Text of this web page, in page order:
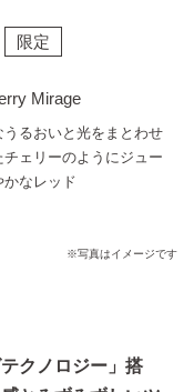
限定
Mirage
うるおいと光をまとわせ
チェリーのようにジュー
かなレッド
※写真はイメージです
クノロジー」搭